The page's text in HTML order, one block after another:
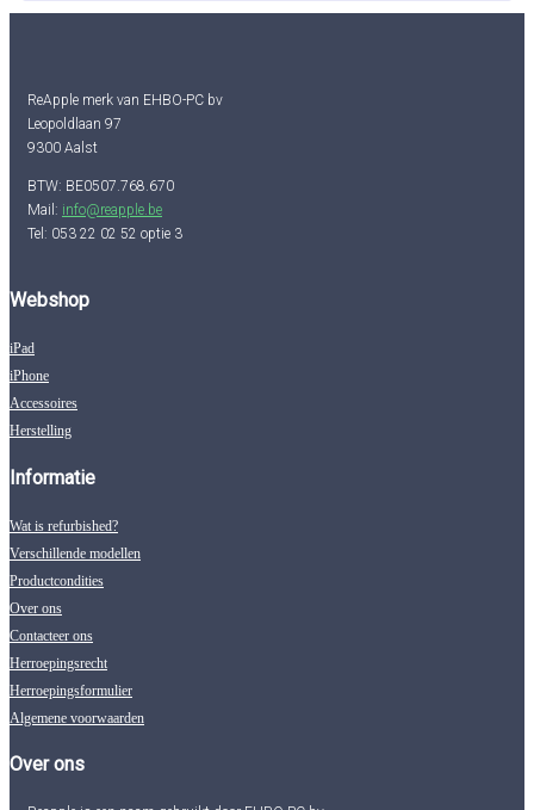
ReApple merk van EHBO-PC bv
Leopoldlaan 97
9300 Aalst
BTW: BE0507.768.670
Mail: info@reapple.be
Tel: 053 22 02 52 optie 3
Webshop
iPad
iPhone
Accessoires
Herstelling
Informatie
Wat is refurbished?
Verschillende modellen
Productcondities
Over ons
Contacteer ons
Herroepingsrecht
Herroepingsformulier
Algemene voorwaarden
Over ons